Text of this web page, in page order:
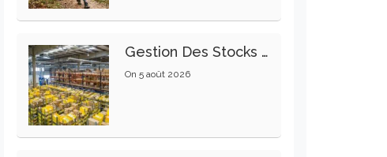
Gestion Des Stocks : Meilleures Pratiques Intralogistiques
On 5 août 2026